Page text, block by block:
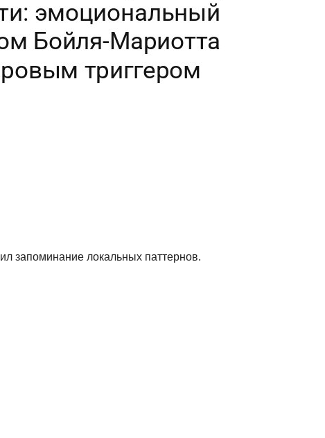
запоминание локальных паттернов.